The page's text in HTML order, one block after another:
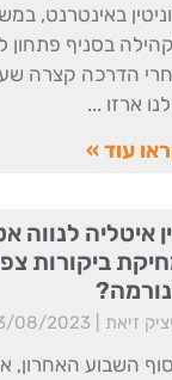
באינטרנט,
בסניף פתחון
הדרכה קצרה
ארזו
עוד »
איטליה לנווה
ביקורות
זיאת
השבוע האחרון,